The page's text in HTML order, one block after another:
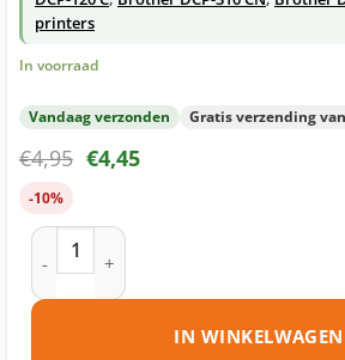
printers
In voorraad
Vandaag verzonden Gratis verzending
€4,95 €4,45
-10%
Brother LC900 Y inktcartridge geel
IN WINKELWAGEN